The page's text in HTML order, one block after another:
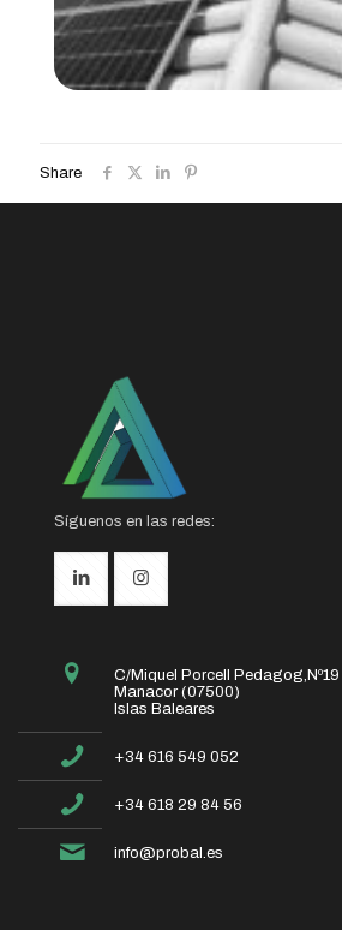
Share
Síguenos en las redes:
C/Miquel Porcell Pedagog,Nº19
Manacor (07500)
Islas Baleares
+34 616 549 052
+34 618 29 84 56
info@probal.es